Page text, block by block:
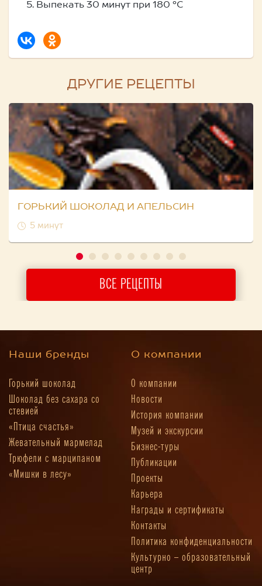
5. Выпекать 30 минут при 180 °C
ДРУГИЕ РЕЦЕПТЫ
ГОРЬКИЙ ШОКОЛАД И АПЕЛЬСИН
5 минут
ВСЕ РЕЦЕПТЫ
Наши бренды
Горький шоколад
Шоколад без сахара со
стевией
«Птица счастья»
Жевательный мармелад
Трюфели с марципаном
«Мишки в лесу»
О компании
О компании
Новости
История компании
Музей и экскурсии
Бизнес-туры
Публикации
Проекты
Карьера
Награды и сертификаты
Контакты
Политика конфиденциальности
Культурно – образовательный
центр